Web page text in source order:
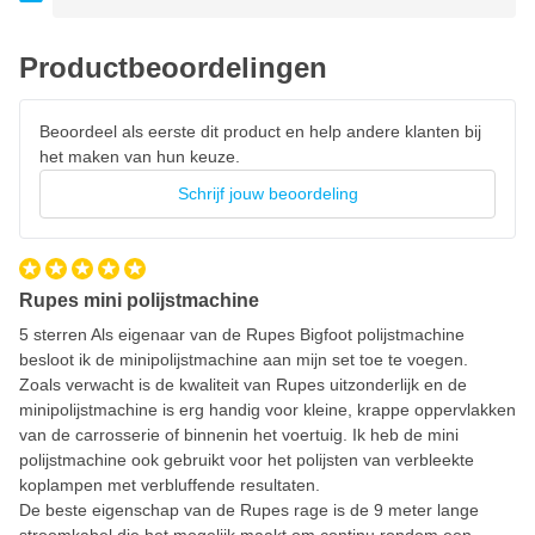
Voorzien van zacht rubber accenten voor extra comfort
Excentrische mini polijstmachine van de hoogste kwaliteit
Meest universele poetsmachine
Voorzien van 75mm velcro steunschijf
Geschikt voor 75mm en 100mm polijstschijven
Geschikt voor het polijsten van alle
Werkt op 230 Volt stroom
Weegt slechts 2,3 kg
Officiële RUPES BigFoot garantie
Productbeoordelingen
Beoordeel als eerste dit product en help andere klanten bij
het maken van hun keuze.
Schrijf jouw beoordeling
Rupes mini polijstmachine
5 sterren Als eigenaar van de Rupes Bigfoot polijstmachine
besloot ik de minipolijstmachine aan mijn set toe te voegen.
Zoals verwacht is de kwaliteit van Rupes uitzonderlijk en de
minipolijstmachine is erg handig voor kleine, krappe oppervlakken
van de carrosserie of binnenin het voertuig. Ik heb de mini
polijstmachine ook gebruikt voor het polijsten van verbleekte
koplampen met verbluffende resultaten.
De beste eigenschap van de Rupes rage is de 9 meter lange